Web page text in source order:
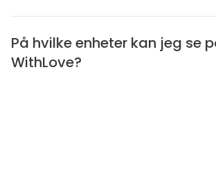
På hvilke enheter kan jeg se
WithLove?